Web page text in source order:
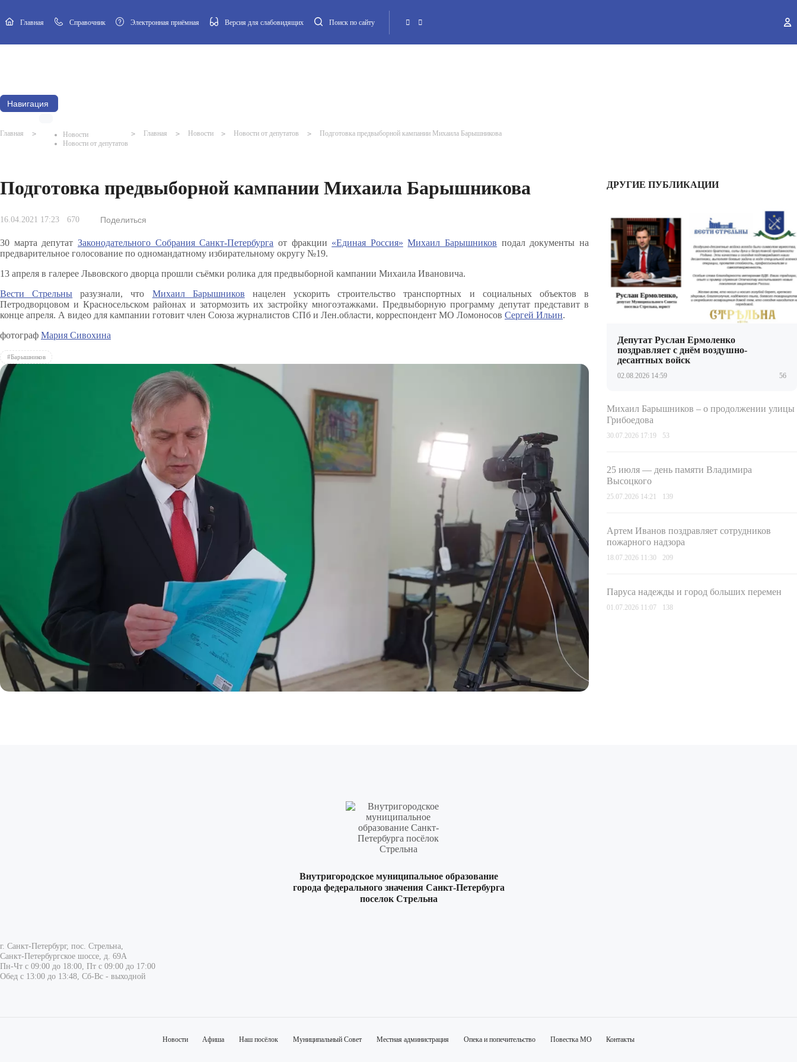
Главная Cправочник Электронная приёмная Версия для слабовидящих Поиск по сайту
Навигация
Главная >
Новости
Новости от депутатов
> Главная > Новости > Новости от депутатов > Подготовка предвыборной кампании Михаила Барышникова
Подготовка предвыборной кампании Михаила Барышникова
16.04.2021 17:23 670 Поделиться
30 марта депутат Законодательного Собрания Санкт-Петербурга от фракции «Единая Россия» Михаил Барышников подал документы на
предварительное голосование по одномандатному избирательному округу №19.
13 апреля в галерее Львовского дворца прошли съёмки ролика для предвыборной кампании Михаила Ивановича.
Вести Стрельны разузнали, что Михаил Барышников нацелен ускорить строительство транспортных и социальных объектов в
Петродворцовом и Красносельском районах и затормозить их застройку многоэтажками. Предвыборную программу депутат представит в
конце апреля. А видео для кампании готовит член Союза журналистов СПб и Лен.области, корреспондент МО Ломоносов Сергей Ильин.
фотограф Мария Сивохина
#Барышников
ДРУГИЕ ПУБЛИКАЦИИ
Депутат Руслан Ермоленко
поздравляет с днём воздушно-
десантных войск
02.08.2026 14:59 56
Михаил Барышников – о продолжении улицы
Грибоедова
30.07.2026 17:19 53
25 июля — день памяти Владимира
Высоцкого
25.07.2026 14:21 139
Артем Иванов поздравляет сотрудников
пожарного надзора
18.07.2026 11:30 209
Паруса надежды и город больших перемен
01.07.2026 11:07 138
Внутригородское муниципальное образование
города федерального значения Санкт-Петербурга
поселок Стрельна
г. Санкт-Петербург, пос. Стрельна,
Санкт-Петербургское шоссе, д. 69А
Пн-Чт с 09:00 до 18:00, Пт с 09:00 до 17:00
Обед с 13:00 до 13:48, Сб-Вс - выходной
Новости Афиша Наш посёлок Муниципальный Совет Местная администрация Опека и попечительство Повестка МО Контакты